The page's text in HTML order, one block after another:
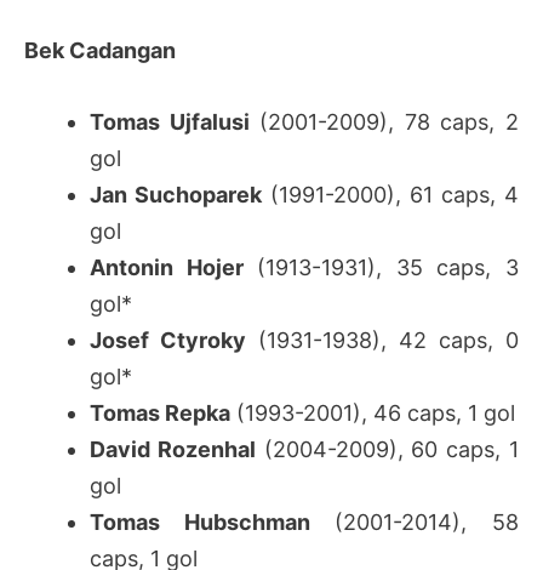
Bek Cadangan
Tomas Ujfalusi (2001-2009), 78 caps, 2
gol
Jan Suchoparek (1991-2000), 61 caps, 4
gol
Antonin Hojer(1913-1931), 35 caps, 3
gol*
Josef Ctyroky (1931-1938), 42 caps, 0
gol*
Tomas Repka (1993-2001), 46 caps, 1 gol
David Rozenhal (2004-2009), 60 caps, 1
gol
Tomas Hubschman(2001-2014), 58
caps, 1 gol